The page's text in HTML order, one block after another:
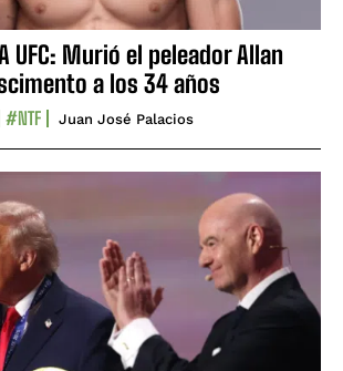
UFC: Murió el peleador Allan
a los 34 años
#NTF Juan José Palacios